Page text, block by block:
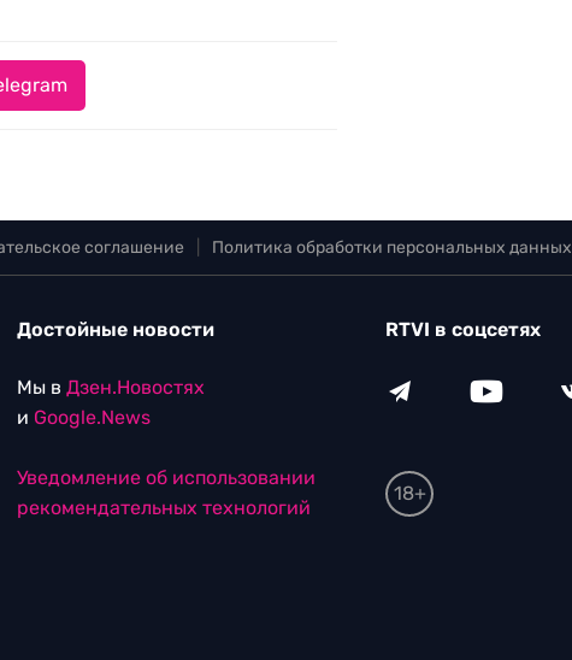
соглашение Политика обработки персональных данных
Достойные новости
Мы в Дзен.Новостях
и Google.News
Уведомление об использовании
рекомендательных технологий
RTVI в соцсетях
18+